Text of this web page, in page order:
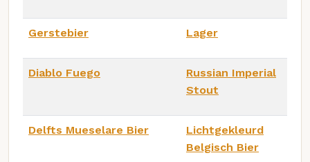
Gerstebier Lager
Diablo Fuego
Russian Imperial
Stout
Delfts Mueselare Bier
Lichtgekleurd
Belgisch Bier